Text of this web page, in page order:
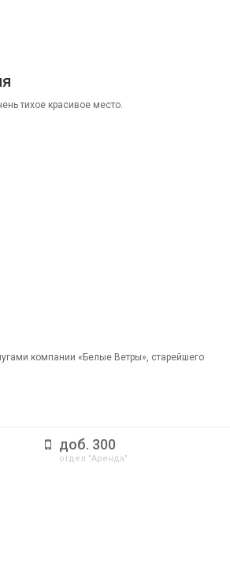
тихое красивое место.
компании «Белые Ветры», старейшего
доб. 300
отдел "Аренда"